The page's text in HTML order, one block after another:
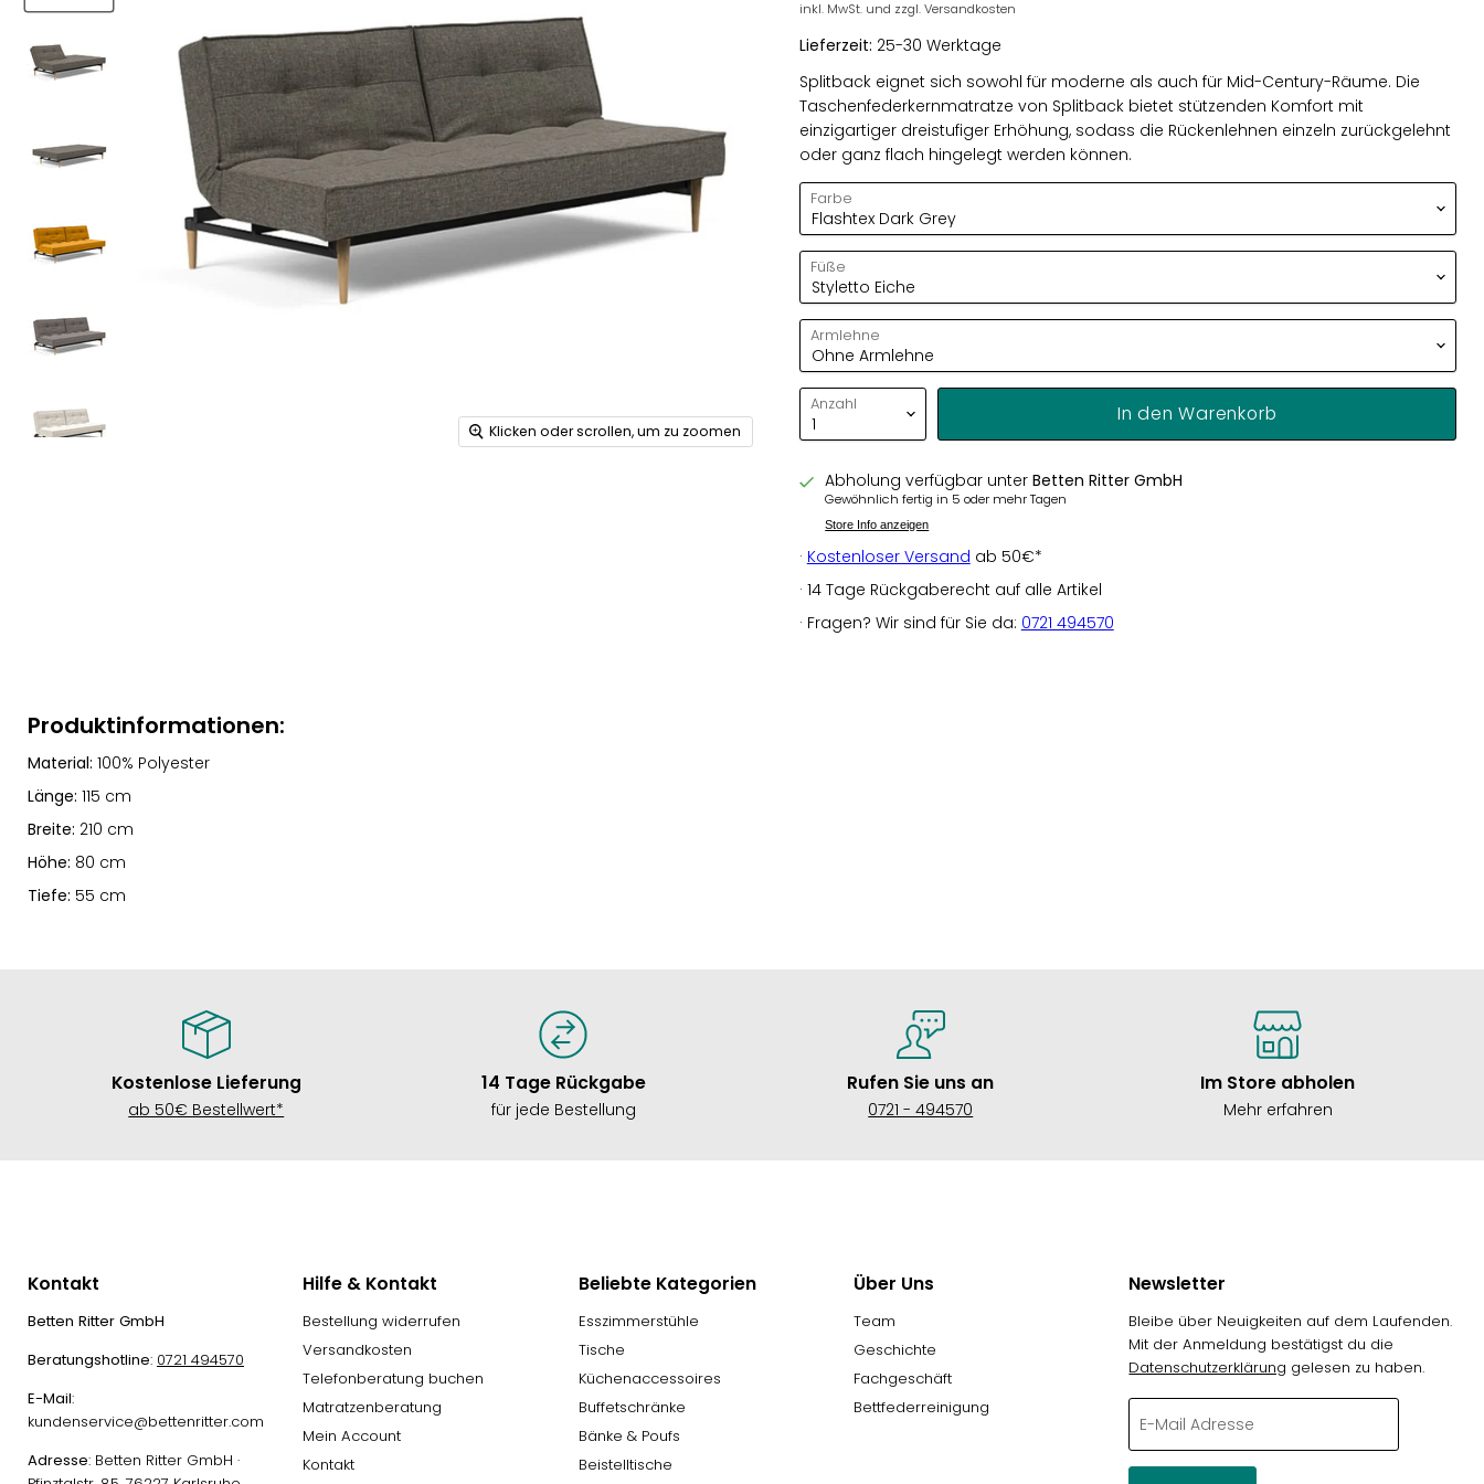
Klicken oder scrollen, um zu zoomen
inkl. MwSt. und zzgl. Versandkosten
Lieferzeit: 25-30 Werktage
Splitback eignet sich sowohl für moderne als auch für Mid-Century-Räume. Die
Taschenfederkernmatratze von Splitback bietet stützenden Komfort mit
einzigartiger dreistufiger Erhöhung, sodass die Rückenlehnen einzeln zurückgelehnt
oder ganz flach hingelegt werden können.
Farbe
Füße
Armlehne
Anzahl In den Warenkorb
Abholung verfügbar unterBetten Ritter GmbH
Gewöhnlich fertig in 5 oder mehr Tagen
Store Info anzeigen
· Kostenloser Versand ab 50€*
· 14 Tage Rückgaberecht auf alle Artikel
· Fragen? Wir sind für Sie da: 0721 494570
Produktinformationen:
Material: 100% Polyester
Länge: 115 cm
Breite: 210 cm
Höhe: 80 cm
Tiefe: 55 cm
Kostenlose Lieferung
ab 50€ Bestellwert*
14 Tage Rückgabe
für jede Bestellung
Rufen Sie uns an
0721 - 494570
Im Store abholen
Mehr erfahren
Kontakt
Betten Ritter GmbH
Beratungshotline: 0721 494570
E-Mail:
kundenservice@bettenritter.com
Adresse: Betten Ritter GmbH ·
Hilfe & Kontakt
Bestellung widerrufen
Versandkosten
Telefonberatung buchen
Matratzenberatung
Mein Account
Kontakt
Beliebte Kategorien
Esszimmerstühle
Tische
Küchenaccessoires
Buffetschränke
Bänke & Poufs
Beistelltische
Über Uns
Team
Geschichte
Fachgeschäft
Bettfederreinigung
Newsletter
Bleibe über Neuigkeiten auf dem Laufenden.
Mit der Anmeldung bestätigst du die
Datenschutzerklärung gelesen zu haben.
E-Mail Adresse